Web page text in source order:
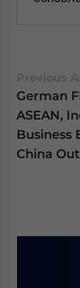
German
ASEAN,
Business
China